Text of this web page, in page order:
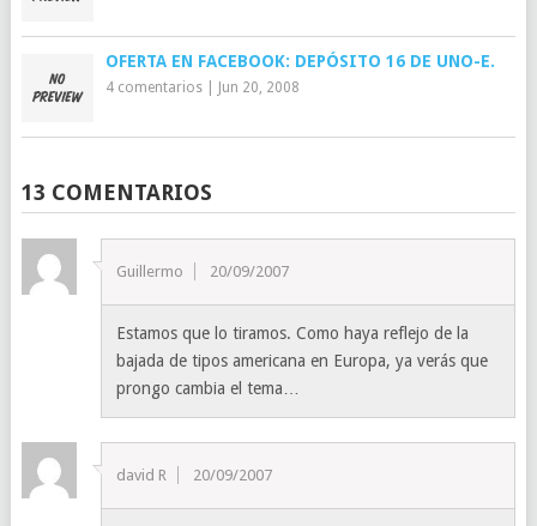
OFERTA EN FACEBOOK: DEPÓSITO 16 DE UNO-E.
4 comentarios| Jun 20, 2008
13 COMENTARIOS
Guillermo 20/09/2007
Estamos que lo tiramos. Como haya reflejo de la
bajada de tipos americana en Europa, ya verás que
prongo cambia el tema…
david R 20/09/2007